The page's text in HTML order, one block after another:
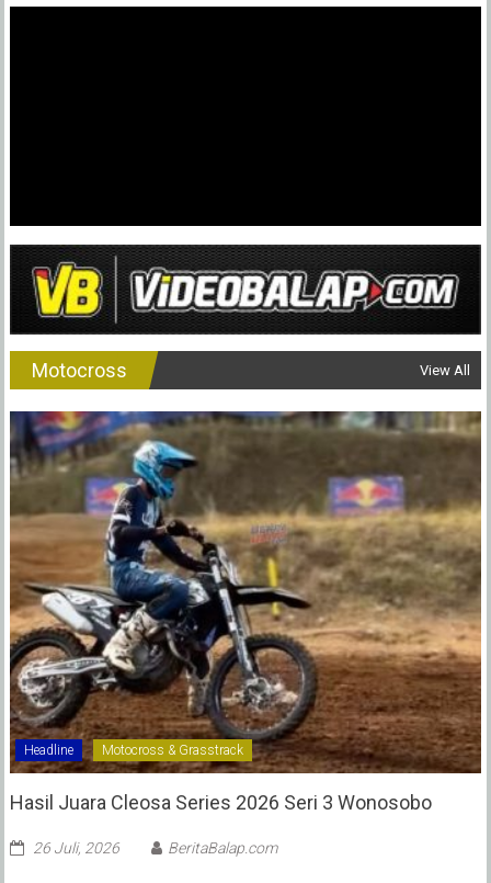
Motocross View All
Headline Motocross & Grasstrack
Hasil Juara Cleosa Series 2026 Seri 3 Wonosobo ‎
26 Juli, 2026 BeritaBalap.com